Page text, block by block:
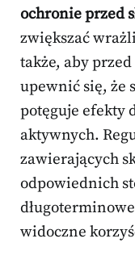
ochronie przed
zwiększać
także, aby
upewnić się, że
potęguje efekty
aktywnych.
zawierających
odpowiednich
widoczne